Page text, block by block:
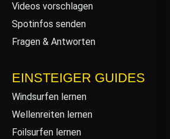
Videos vorschlagen
Spotinfos senden
Fragen & Antworten
EINSTEIGER GUIDES
Windsurfen lernen
Wellenreiten lernen
Foilsurfen lernen